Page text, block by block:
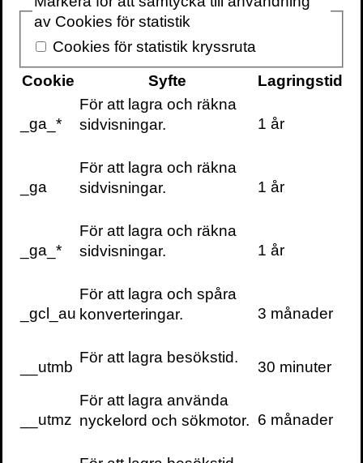
Johan Anderberg, Linnéa Deurell, Niklas
Ekdal, Mattias Fyrenius, Stefan Hilding,
Jesper Högström, Johan Kellman Larsson,
Sara Martinsson, Tobias Nielsén och
Johan Wirfält. Dessutom har ytterligare
personer inkommit med förslag.
Alla motiveringar – köp boken
här
Sikt #6finns hela listan med samtliga
motiveringar.
Beställ boken här(eller i valfri bokhandel).
Hela listan
av Cookies för statistik
Cookies för statistik kryssruta
Cookie
Syfte Lagringstid
_ga_*
För att lagra och räkna
sidvisningar.
1 år
_ga
För att lagra och räkna
sidvisningar.
1 år
_ga_*
För att lagra och räkna
sidvisningar.
1 år
_gcl_au
För att lagra och spåra
konverteringar.
3 månader
__utmb
För att lagra besökstid.
30 minuter
__utmz
För att lagra använda
nyckelord och sökmotor. 6 månader